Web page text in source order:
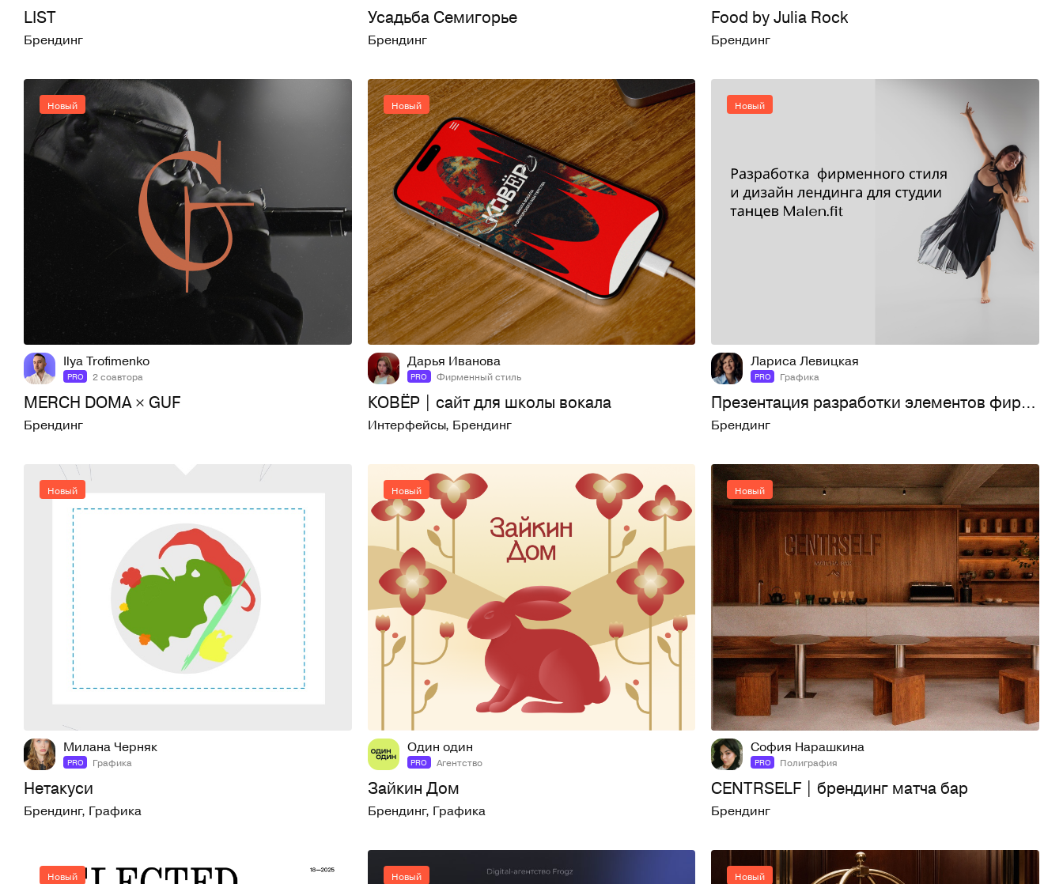
LIST
Брендинг
Усадьба Семигорье
Брендинг
Food by Julia Rock
Брендинг
Новый
31
Ilya Trofimenko
PRO 2 соавтора
MERCH DOMA × GUF
Брендинг
Новый
10 22
Дарья Иванова
PRO Фирменный стиль
КОВЁР | сайт для школы вокала
Интерфейсы, Брендинг
Новый
Лариса Левицкая
PRO Графика
Презентация разработки элементов фирменного стиля и дизайн лендинга для…
Брендинг
Новый
Милана Черняк
PRO Графика
Нетакуси
Брендинг, Графика
Новый
Один один
PRO Агентство
Зайкин Дом
Брендинг, Графика
Новый
7 21
София Нарашкина
PRO Полиграфия
CENTRSELF | брендинг матча бар
Брендинг
Новый Новый Новый